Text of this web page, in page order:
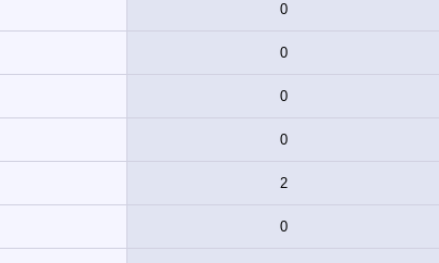
0
0
0
0
2
0